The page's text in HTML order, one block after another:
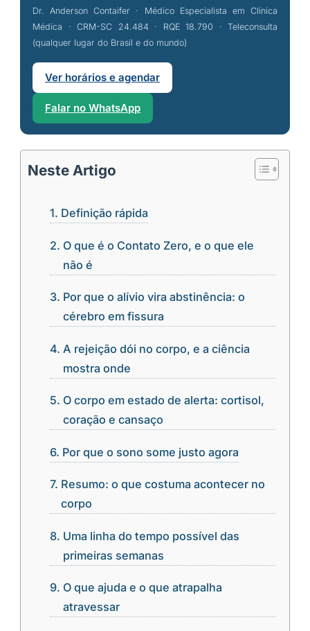
Dr. Anderson Contaifer · Médico Especialista em Clínica
Médica · CRM-SC 24.484 · RQE 18.790 · Teleconsulta
(qualquer lugar do Brasil e do mundo)
Ver horários e agendar
Falar no WhatsApp
Neste Artigo
Definição rápida
O que é o Contato Zero, e o que ele
não é
Por que o alívio vira abstinência: o
cérebro em fissura
A rejeição dói no corpo, e a ciência
mostra onde
O corpo em estado de alerta: cortisol,
coração e cansaço
Por que o sono some justo agora
Resumo: o que costuma acontecer no
corpo
Uma linha do tempo possível das
primeiras semanas
O que ajuda e o que atrapalha
atravessar